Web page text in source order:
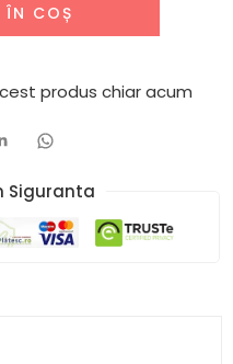
ÎN COȘ
produs chiar acum
Siguranta​